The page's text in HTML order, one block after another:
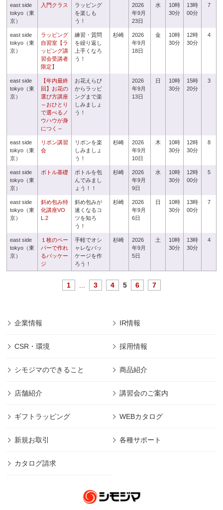
east side
tokyo（東
京）
入門クラス
ラッピング
を楽しも
う！
2026
年9月
23日
水
10時
30分
13時
00分
7
east side
tokyo（東
京）
ラッピング
自習室【ラ
ッピング講
習会受講者
限定】
練習・質問
を繰り返し
上手くなろ
う！
杉崎
2026
年9月
18日
金
10時
30分
12時
30分
4
east side
tokyo（東
京）
【年内最終
回】お花の
選び方講座
～おひとり
で選べるノ
ウハウが身
につく～
お花えらび
からラッピ
ングまで楽
しみましょ
う！
2026
年9月
13日
日
10時
30分
15時
20分
3
east side
tokyo（東
京）
リボン講習
会
リボンを楽
しみましょ
う！
杉崎
2026
年9月
10日
木
10時
30分
12時
30分
8
east side
tokyo（東
京）
ボトル基礎
ボトルを包
んでみまし
ょう！！
杉崎
2026
年9月
9日
水
10時
30分
12時
00分
5
east side
tokyo（東
京）
斜め包み特
化講座VO
L.2
斜め包みが
速くなるコ
ツを知ろ
う！
杉崎
2026
年9月
6日
日
10時
30分
13時
00分
7
east side
tokyo（東
京）
１枚のペー
パーで作れ
るパッケー
ジ
手軽でオシ
ャレなパッ
ケージを作
ろう！
杉崎
2026
年9月
5日
土
10時
30分
13時
30分
4
1 3 4 5 6 7
企業情報 IR情報
CSR・環境 採用情報
シモジマのできること 商品紹介
店舗紹介 講習会のご案内
ギフトラッピング WEBカタログ
新規お取引 各種サポート
カタログ請求